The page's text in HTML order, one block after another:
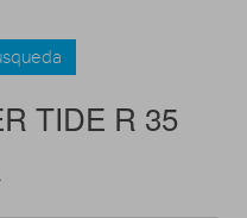
TIDE R 35